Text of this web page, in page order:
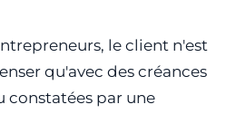
le client n'est
qu'avec des créances
constatées par une